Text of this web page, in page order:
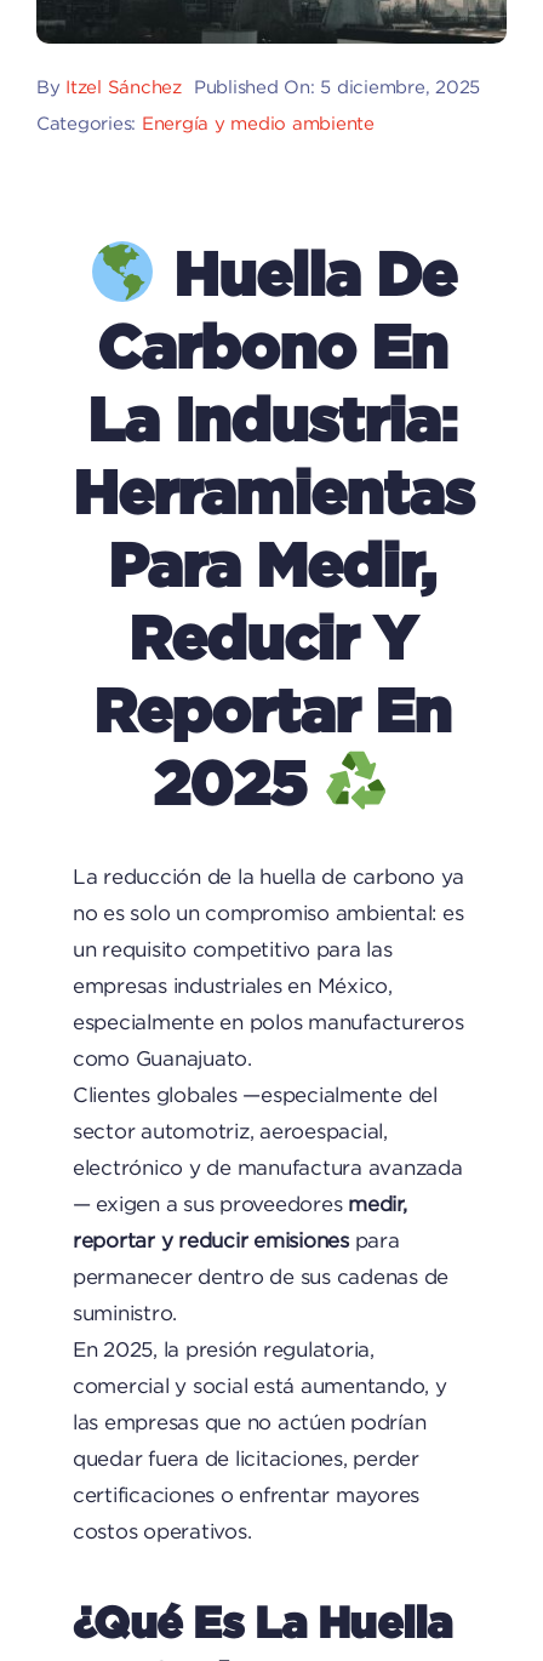
By Itzel Sánchez
Published On: 5 diciembre, 2025
Categories: Energía y medio ambiente
Huella De
Carbono En
La Industria:
Herramientas
Para Medir,
Reducir Y
Reportar En
2025
La reducción de la huella de carbono ya
no es solo un compromiso ambiental: es
un requisito competitivo para las
empresas industriales en México,
especialmente en polos manufactureros
como Guanajuato.
Clientes globales —especialmente del
sector automotriz, aeroespacial,
electrónico y de manufactura avanzada
— exigen a sus proveedores medir,
reportar y reducir emisionespara
permanecer dentro de sus cadenas de
suministro.
En 2025, la presión regulatoria,
comercial y social está aumentando, y
las empresas que no actúen podrían
quedar fuera de licitaciones, perder
certificaciones o enfrentar mayores
costos operativos.
¿Qué Es La Huella